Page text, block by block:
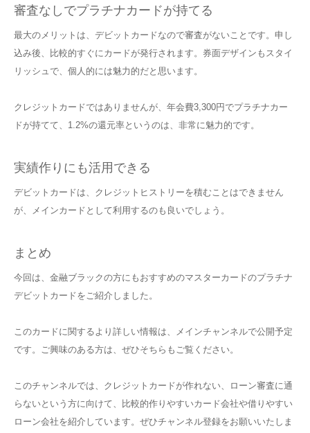
審査なしでプラチナカードが持てる
最大のメリットは、デビットカードなので審査がないことです。申し
込み後、比較的すぐにカードが発行されます。券面デザインもスタイ
リッシュで、個人的には魅力的だと思います。
クレジットカードではありませんが、年会費3,300円でプラチナカー
ドが持てて、1.2%の還元率というのは、非常に魅力的です。
実績作りにも活用できる
デビットカードは、クレジットヒストリーを積むことはできません
が、メインカードとして利用するのも良いでしょう。
まとめ
今回は、金融ブラックの方にもおすすめのマスターカードのプラチナ
デビットカードをご紹介しました。
このカードに関するより詳しい情報は、メインチャンネルで公開予定
です。ご興味のある方は、ぜひそちらもご覧ください。
このチャンネルでは、クレジットカードが作れない、ローン審査に通
らないという方に向けて、比較的作りやすいカード会社や借りやすい
ローン会社を紹介しています。ぜひチャンネル登録をお願いいたしま